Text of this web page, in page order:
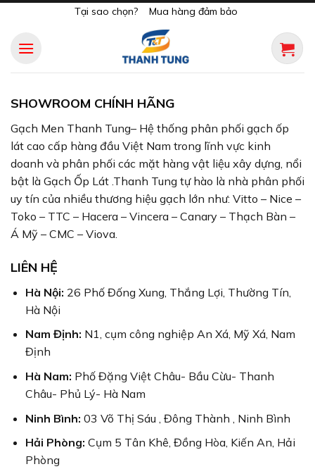
content
Tại sao chọn? Mua hàng đảm bảo
SHOWROOM CHÍNH HÃNG
Gạch Men Thanh Tung– Hệ thống phân phối gạch ốp
lát cao cấp hàng đầu Việt Nam trong lĩnh vực kinh
doanh và phân phối các mặt hàng vật liệu xây dựng, nổi
bật là Gạch Ốp Lát .Thanh Tung tự hào là nhà phân phối
uy tín của nhiều thương hiệu gạch lớn như: Vitto – Nice –
Toko – TTC – Hacera – Vincera – Canary – Thạch Bàn –
Á Mỹ – CMC – Viova.
LIÊN HỆ
Hà Nội: 26 Phố Đống Xung, Thắng Lợi, Thường Tín,
Hà Nội
Nam Định: N1, cụm công nghiệp An Xá, Mỹ Xá, Nam
Định
Hà Nam: Phố Đặng Việt Châu- Bầu Cừu- Thanh
Châu- Phủ Lý- Hà Nam
Ninh Bình: 03 Võ Thị Sáu , Đông Thành , Ninh Bình
Hải Phòng: Cụm 5 Tân Khê, Đồng Hòa, Kiến An, Hải
Phòng